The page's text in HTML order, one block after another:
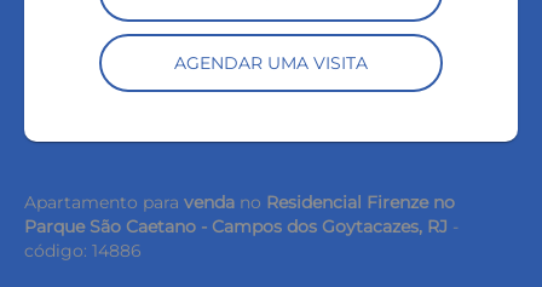
AGENDAR UMA VISITA
Apartamento para venda no Residencial Firenze no
Parque São Caetano - Campos dos Goytacazes, RJ -
código: 14886